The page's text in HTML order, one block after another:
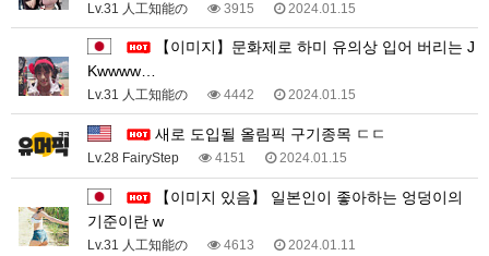
Lv.31 人工知能の 3915 2024.01.15
Kwwww…
Lv.31 人工知能の 4442 2024.01.15
새로 도입될 올림픽 구기종목 ㄷㄷ
Lv.28 FairyStep 4151 2024.01.15
기준이란 w
Lv.31 人工知能の 4613 2024.01.11